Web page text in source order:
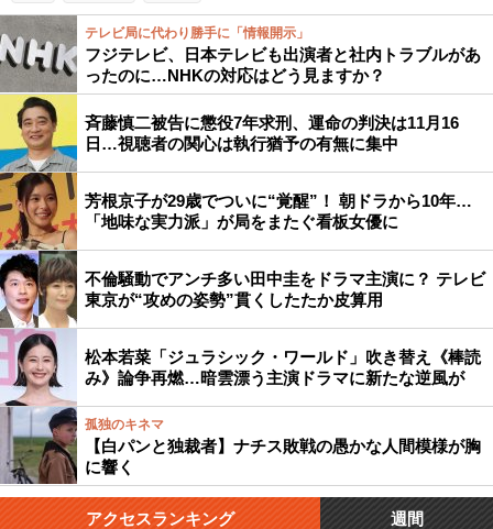
テレビ局に代わり勝手に「情報開示」
フジテレビ、日本テレビも出演者と社内トラブルがあ
ったのに…NHKの対応はどう見ますか？
斉藤慎二被告に懲役7年求刑、運命の判決は11月16
日…視聴者の関心は執行猶予の有無に集中
芳根京子が29歳でついに“覚醒”！ 朝ドラから10年…
「地味な実力派」が局をまたぐ看板女優に
不倫騒動でアンチ多い田中圭をドラマ主演に？ テレビ
東京が“攻めの姿勢”貫くしたたか皮算用
松本若菜「ジュラシック・ワールド」吹き替え《棒読
み》論争再燃…暗雲漂う主演ドラマに新たな逆風が
孤独のキネマ
【白パンと独裁者】ナチス敗戦の愚かな人間模様が胸
に響く
アクセスランキング 週間